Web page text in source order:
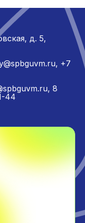
д. 5,
, +7
, 8
44